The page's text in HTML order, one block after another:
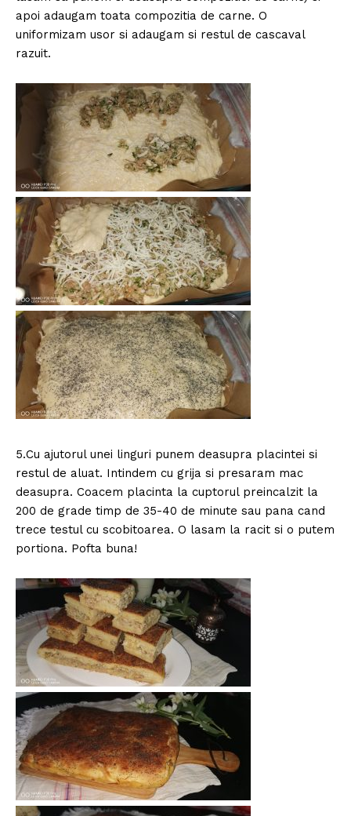
apoi adaugam toata compozitia de carne. O
uniformizam usor si adaugam si restul de cascaval
razuit.
5.Cu ajutorul unei linguri punem deasupra placintei si
restul de aluat. Intindem cu grija si presaram mac
deasupra. Coacem placinta la cuptorul preincalzit la
200 de grade timp de 35-40 de minute sau pana cand
trece testul cu scobitoarea. O lasam la racit si o putem
portiona. Pofta buna!